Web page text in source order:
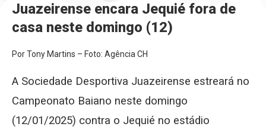
Juazeirense encara Jequié fora de
casa neste domingo (12)
Por Tony Martins – Foto: Agência CH
A Sociedade Desportiva Juazeirense estreará no
Campeonato Baiano neste domingo
(12/01/2025) contra o Jequié no estádio